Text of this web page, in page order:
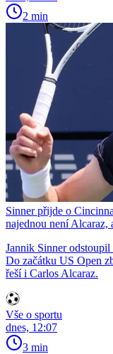
2 min
Sinner přijde o
najednou není Alcaraz,
Jannik Sinner
Do začátku US Open
řeší i Carlos Alcaraz.
Vše o sportu
dnes, 12:07
3 min